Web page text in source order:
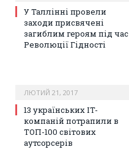
У Таллінні провели
заходи присвячені
загиблим героям під час
Революції Гідності
ЛЮТИЙ 21, 2017
13 українських IT-
компаній потрапили в
ТОП-100 світових
аутсорсерів